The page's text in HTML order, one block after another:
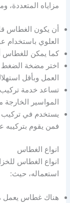
مزاياه المتعددة،
أن يكون الغطاس
العلوي باستخدام
كما يمكن للغطاس
اختر مضخة الضغط
العمل وبأقل
تساعد خدمة
المواسير الخارجة
يستخدم في
فمن يقوم بتركيبه
انواع الغطاس
انواع الغطاس
استعماله، حيث:
هناك غطاس يعمل